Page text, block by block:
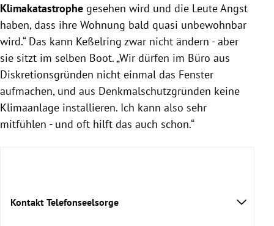
Klimakatastrophe gesehen wird und die Leute Angst
haben, dass ihre Wohnung bald quasi unbewohnbar
wird.“ Das kann Keßelring zwar nicht ändern - aber
sie sitzt im selben Boot. „Wir dürfen im Büro aus
Diskretionsgründen nicht einmal das Fenster
aufmachen, und aus Denkmalschutzgründen keine
Klimaanlage installieren. Ich kann also sehr
mitfühlen - und oft hilft das auch schon.“
Kontakt Telefonseelsorge